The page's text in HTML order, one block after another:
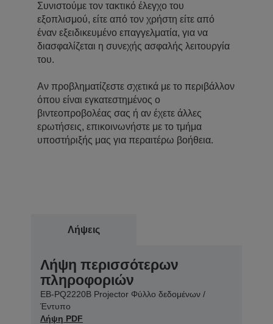
Συνιστούμε τον τακτικό έλεγχο του
εξοπλισμού, είτε από τον χρήστη είτε από
έναν εξειδικευμένο επαγγελματία, για να
διασφαλίζεται η συνεχής ασφαλής λειτουργία
του.
Αν προβληματίζεστε σχετικά με το περιβάλλον
όπου είναι εγκατεστημένος ο
βιντεοπροβολέας σας ή αν έχετε άλλες
ερωτήσεις, επικοινωνήστε με το τμήμα
υποστήριξής μας για περαιτέρω βοήθεια.
Λήψεις
Λήψη περισσότερων
πληροφοριών
EB-PQ2220B Projector Φύλλο δεδομένων /
Έντυπο
Λήψη PDF